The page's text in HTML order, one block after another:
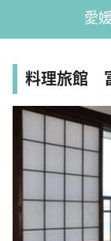
愛
料理旅館